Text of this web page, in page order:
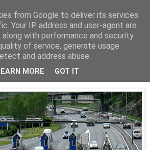
& Miljøteknologi
til bompengekutt
from Google to deliver its services
Your IP address and user-agent are
along with performance and security
of service, generate usage
and address abuse.
MORE GOT IT